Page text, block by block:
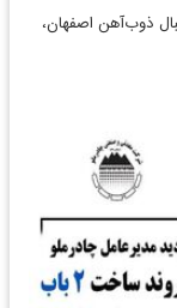
ذوب‌آهن اصفهان،